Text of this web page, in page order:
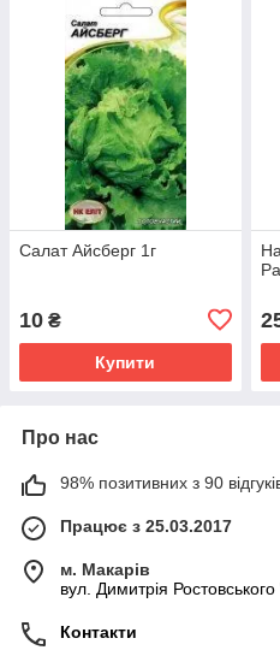
Салат Айсберг 1г
10 ₴
Купити
Про нас
98% позитивних з 90
Працює з 25.03.2017
м. Макарів
вул. Димитрія
Контакти